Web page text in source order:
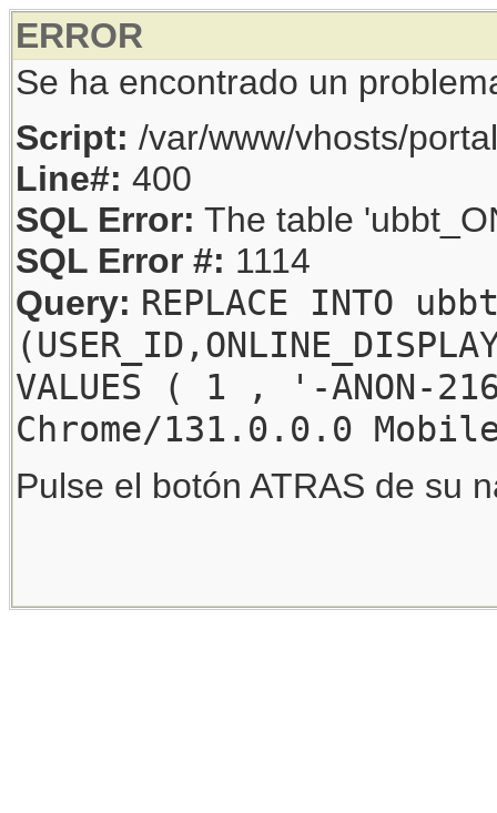
ERROR
Se ha encontrado un
Script: /var/www/vhosts/
Line#: 400
SQL Error: The table
SQL Error #: 1114
Query: REPLACE INTO
VALUES ( 1 , '-
Chrome/131.0.0.0
Pulse el botón ATRAS de su